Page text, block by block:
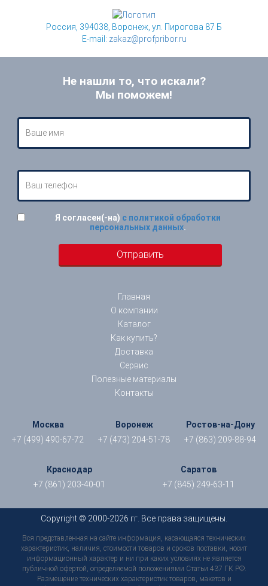
Россия, 394038, Воронеж, ул. Пирогова 87 Б
E-mail: zakaz@profpribor.ru
Не нашли то, что искали?
Мы поможем!
Я согласен(-на) с политикой обработки
персональных данных.
Главная
О компании
Каталог
Как купить?
Доставка
Сервис
Полезные материалы
Контакты
Москва
+7 (499) 490-67-72
Воронеж
+7 (473) 204-51-78
Ростов-на-Дону
+7 (863) 209-88-94
Краснодар
+7 (861) 203-40-01
Саратов
+7 (845) 249-63-11
Copyright © 2000-2026 гг. Все права защищены.
Вся представленная на сайте информация, касающаяся технических
характеристик, наличия, стоимости товаров и сроков поставки, носит
информационный характер и ни при каких условиях не является
публичной офертой, определяемой положениями Статьи 437 ГК РФ.
Размещение технических характеристик товаров, макетов и